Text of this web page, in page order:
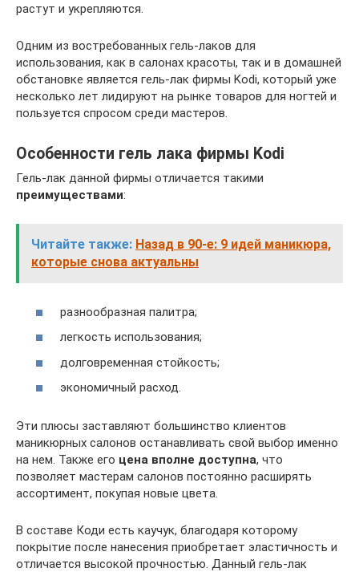
растут и укрепляются.
Одним из востребованных гель-лаков для
использования, как в салонах красоты, так и в домашней
обстановке является гель-лак фирмы Kodi, который уже
несколько лет лидируют на рынке товаров для ногтей и
пользуется спросом среди мастеров.
Особенности гель лака фирмы Kodi
Гель-лак данной фирмы отличается такими
преимуществами:
Читайте также: Назад в 90-е: 9 идей маникюра,
которые снова актуальны
разнообразная палитра;
легкость использования;
долговременная стойкость;
экономичный расход.
Эти плюсы заставляют большинство клиентов
маникюрных салонов останавливать свой выбор именно
на нем. Также его цена вполне доступна, что
позволяет мастерам салонов постоянно расширять
ассортимент, покупая новые цвета.
В составе Коди есть каучук, благодаря которому
покрытие после нанесения приобретает эластичность и
отличается высокой прочностью. Данный гель-лак